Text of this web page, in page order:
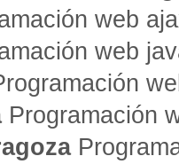
web
web
Programación